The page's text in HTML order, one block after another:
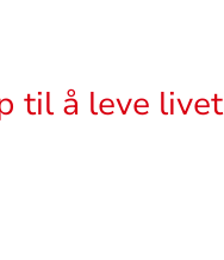
til å leve